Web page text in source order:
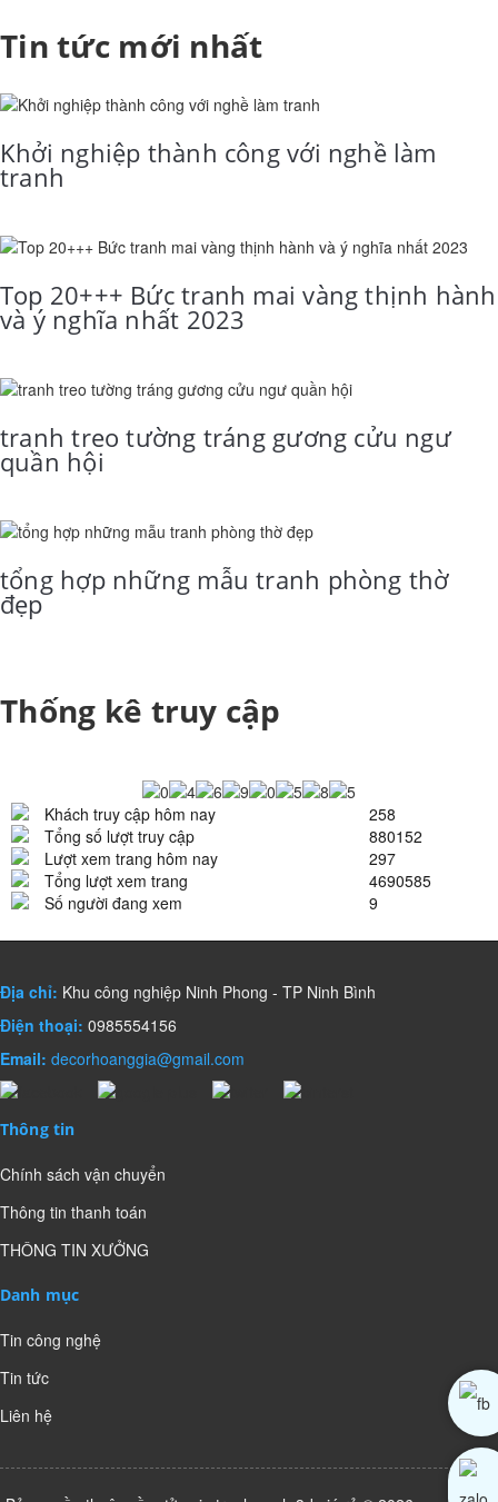
Tin tức mới nhất
Khởi nghiệp thành công với nghề làm
tranh
Top 20+++ Bức tranh mai vàng thịnh hành
và ý nghĩa nhất 2023
tranh treo tường tráng gương cửu ngư
quần hội
tổng hợp những mẫu tranh phòng thờ
đẹp
Thống kê truy cập
Khách truy cập hôm nay
258
Tổng số lượt truy cập
880152
Lượt xem trang hôm nay
297
Tổng lượt xem trang
4690585
Số người đang xem
9
Địa chỉ: Khu công nghiệp Ninh Phong - TP Ninh Bình
Điện thoại: 0985554156
Email: decorhoanggia@gmail.com
Thông tin
Chính sách vận chuyển
Thông tin thanh toán
THÔNG TIN XƯỞNG
Danh mục
Tin công nghệ
Tin tức
Liên hệ